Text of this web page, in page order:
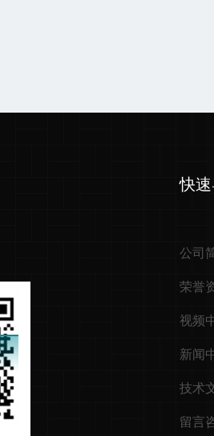
快
公司
荣誉
视频
新闻
技术
留言